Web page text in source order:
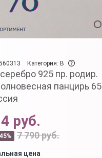
Категория: B
925 пр. родир.
панцирь 65
руб.
7 790 руб.
цена